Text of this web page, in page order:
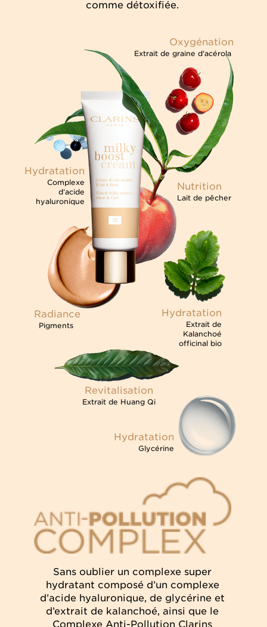
comme détoxifiée.
Oxygénation
Extrait de graine d'acérola
Nutrition
Lait de pêcher
Hydratation
Complexe
d’acide
hyaluronique
Radiance
Pigments
Hydratation
Extrait de
Kalanchoé
officinal bio
Revitalisation
Extrait de Huang Qi
Hydratation
Glycérine
Sans oublier un complexe super
hydratant composé d’un complexe
d’acide hyaluronique, de glycérine et
d’extrait de kalanchoé, ainsi que le
Complexe Anti-Pollution Clarins